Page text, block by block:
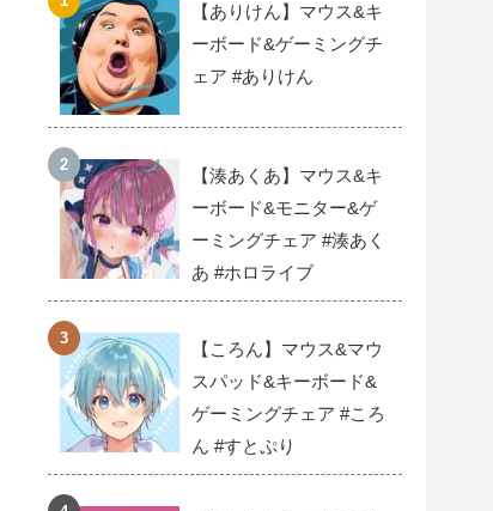
【ありけん】マウス&キ
ーボード&ゲーミングチ
ェア #ありけん
【湊あくあ】マウス&キ
ーボード&モニター&ゲ
ーミングチェア #湊あく
あ #ホロライブ
【ころん】マウス&マウ
スパッド&キーボード&
ゲーミングチェア #ころ
ん #すとぷり